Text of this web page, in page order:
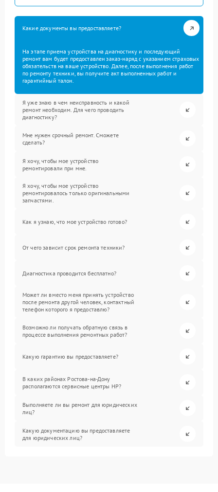
Какие документы вы предоставляете?
На этапе приема устройства на диагностику и последующий
ремонт вам будет предоставлен заказ-наряд с указанием страховых
обязательств на ваше устройство. Далее, после выполнения работ
по ремонту техники, вы получите акт выполненных работ и
гарантийный талон.
Я уже знаю в чем неисправность и какой
ремонт необходим. Для чего проводить
диагностику?
Мне нужен срочный ремонт. Сможете
сделать?
Я хочу, чтобы мое устройство
ремонтировали при мне.
Я хочу, чтобы мое устройство
ремонтировалось только оригинальными
запчастями.
Как я узнаю, что мое устройство готово?
От чего зависит срок ремонта техники?
Диагностика проводится бесплатно?
Может ли вместо меня принять устройство
после ремонта другой человек, контактный
телефон которого я предоставлю?
Возможно ли получать обратную связь в
процессе выполнения ремонтных работ?
Какую гарантию вы предоставляете?
В каких районах Ростова-на-Дону
располагаются сервисные центры HP?
Выполняете ли вы ремонт для юридических
лиц?
Какую документацию вы предоставляете
для юридических лиц?